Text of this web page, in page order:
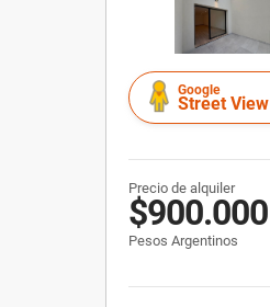
Google
Street View
Precio de alquiler
$900.000
Pesos Argentinos